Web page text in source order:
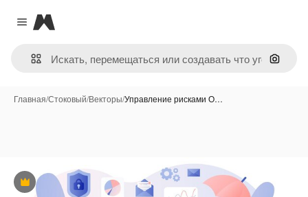
Close menu
Magnific
Поиск
Главная/Стоковый/Векторы/Управление рисками О…
Премиум